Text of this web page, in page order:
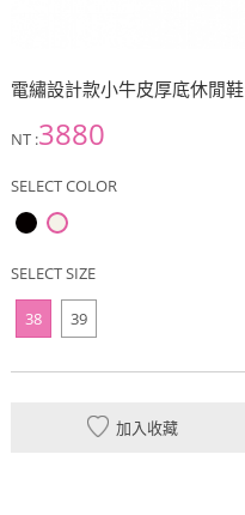
電繡設計款小牛皮厚底休閒鞋
NT :3880
SELECT COLOR
SELECT SIZE
38 39
加入收藏